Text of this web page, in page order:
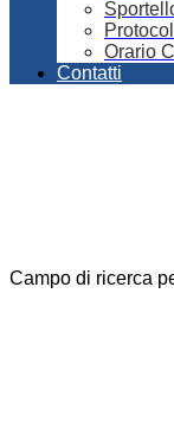
Orario
Contatti
Campo di ricerca